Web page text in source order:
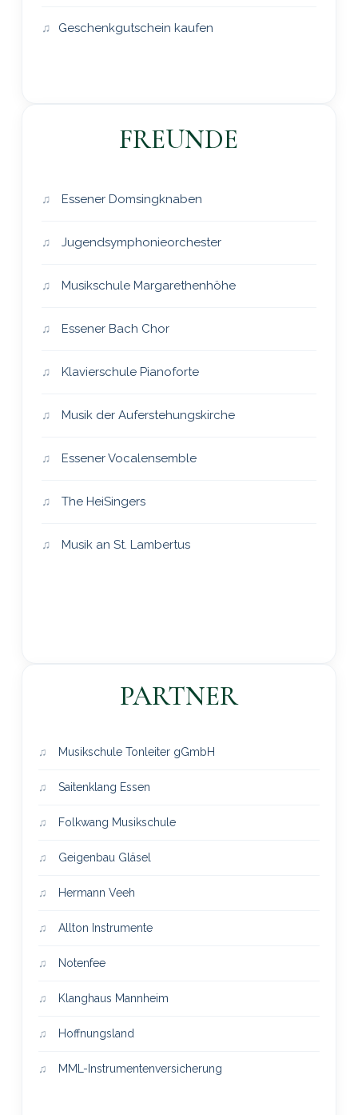
Geschenkgutschein kaufen
FREUNDE
Essener Domsingknaben
Jugendsymphonieorchester
Musikschule Margarethenhöhe
Essener Bach Chor
Klavierschule Pianoforte
Musik der Auferstehungskirche
Essener Vocalensemble
The HeiSingers
Musik an St. Lambertus
PARTNER
Musikschule Tonleiter gGmbH
Saitenklang Essen
Folkwang Musikschule
Geigenbau Gläsel
Hermann Veeh
Allton Instrumente
Notenfee
Klanghaus Mannheim
Hoffnungsland
MML-Instrumentenversicherung